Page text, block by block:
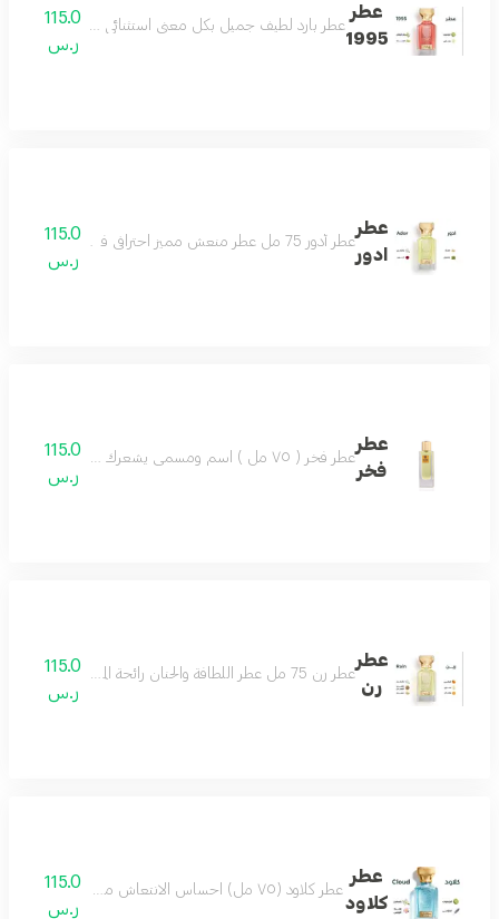
عطر
1995
عطر بارد لطيف جميل بكل معنى استثنائي للغاية
115.0
ر.س
عطر
ادور
عطر أدور 75 مل عطر منعش مميز احترافي فواح للغاية يحلق بك في سماء الجمال مكونات العطر ورد ياسمين مسك باتشولي
115.0
ر.س
عطر
فخر
عطر فخر ( ٧٥ مل ) اسم ومسمى يشعرك بالفخر عطر للجنسين مميز كل وقت لطيف وبادر عطر مميز جميل بكل وقت مكونات العطر : مسك - عنبر - السوسن - فانيلا
115.0
ر.س
عطر
رن
عطر رن 75 مل عطر اللطافة والحنان رائحة المطر مناسب لكل الأذواق حتماً سيعجبك مكونات العطر البرتقال الماندرين الكمثرى الياسمين المسك خشب الصندل
115.0
ر.س
عطر
كلاود
عطر كلاود (٧٥ مل) احساس الانتعاش من أول رشة عطر مميز جميل بكل وقت من أجمل العطور وأكثرها تميز مكونات العطر البرغموت الياسمين لافندر لوتس
115.0
ر.س